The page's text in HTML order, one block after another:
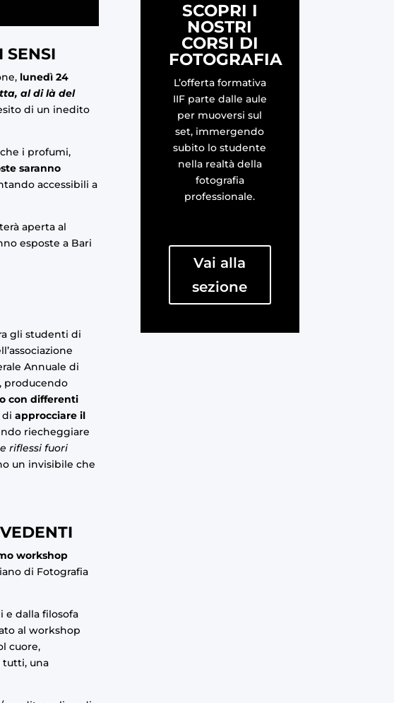
SENSI
lunedì 24
al di là del
di un inedito
i profumi,
saranno
accessibili a
aperta al
esposte a Bari
gli studenti di
Annuale di
, producendo
con differenti
diapprocciare il
riecheggiare
riflessi fuori
un invisibile che
workshop
di Fotografia
e dalla filosofa
al workshop
cuore,
tutti, una
SCOPRI I
NOSTRI
CORSI DI
FOTOGRAFIA
L’offerta formativa
IIF parte dalle aule
per muoversi sul
set, immergendo
subito lo studente
nella realtà della
fotografia
professionale.
Vai alla
sezione